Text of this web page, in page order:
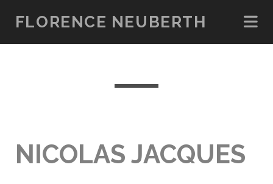
FLORENCE NEUBERTH
NICOLAS JACQUES